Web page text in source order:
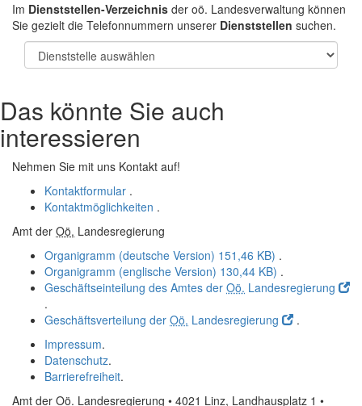
Im Dienststellen-Verzeichnis der oö. Landesverwaltung können
Sie gezielt die Telefonnummern unserer Dienststellen suchen.
Das könnte Sie auch
interessieren
Nehmen Sie mit uns Kontakt auf!
Kontaktformular .
Kontaktmöglichkeiten .
Amt der Oö. Landesregierung
Organigramm (deutsche Version) 151,46 KB) .
Organigramm (englische Version) 130,44 KB) .
Geschäftseinteilung des Amtes der Oö. Landesregierung
.
Geschäftsverteilung der Oö. Landesregierung
.
Impressum.
Datenschutz.
Barrierefreiheit.
Amt der Oö. Landesregierung • 4021 Linz, Landhausplatz 1 •